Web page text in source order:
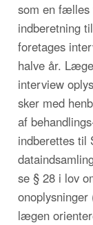
som en fælles
indberetning
foretages
halve år.
interview
sker med
af
indberettes til
se § 28 i lov
onoplysninger
lægen